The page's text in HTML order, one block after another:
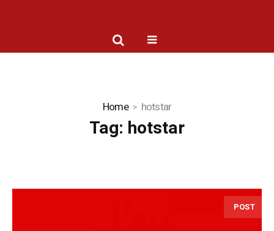
Home hotstar
Tag: hotstar
POST